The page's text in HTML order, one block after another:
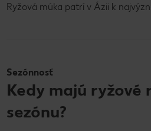
Ryžová múka patrí v Ázii k
Sezónnosť
Kedy majú ryžové
sezónu?